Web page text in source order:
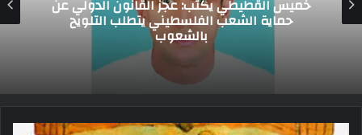
إبراهيم علوش يكتب:هل تشهر الحكومة
الأمريكية إفلاسها؟